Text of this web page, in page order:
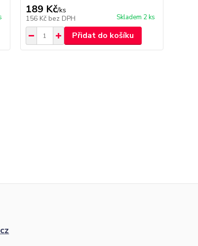
189 Kč/ks
156 Kč bez DPH Skladem 2 ks
Přidat do košíku